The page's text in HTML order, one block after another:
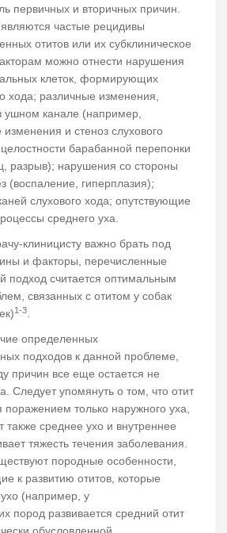
первичных и вторичных причин.
частые рецидивы
отитов или их субклиническое
можно отнести нарушения
клеток, формирующих
хода; различные изменения,
канале (например,
и стеноз слухового
барабанной перепонки
разрыв); нарушения со стороны
(воспаление, гиперплазия);
слухового хода; опутствующие
среднего уха.
клиницисту важно брать под
и факторы, перечисленные
подход считается оптимальным
связанных с отитом у собак
1-3.
определенных
подходов к данной проблеме,
причин все еще остается не
Следует упомянуть о том, что отит
поражением только наружного уха,
также среднее ухо и внутреннее
тяжесть течения заболевания.
породные особенности,
к развитию отитов, которые
(например, у
пород развивается средний отит